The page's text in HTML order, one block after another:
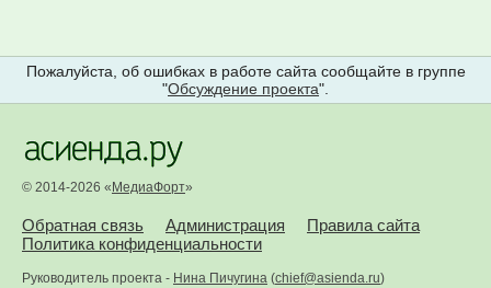
Пожалуйста, об ошибках в работе сайта сообщайте в группе
"Обсуждение проекта".
© 2014-2026 « МедиаФорт»
Обратная связь Администрация
Правила сайта
Политика конфиденциальности
Руководитель проекта - Нина Пичугина (chief@asienda.ru)